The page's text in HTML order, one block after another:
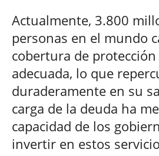
Actualmente, 3.800
personas en el mundo
cobertura de protección
adecuada, lo que
duraderamente en su
carga de la deuda ha
capacidad de los
invertir en estos